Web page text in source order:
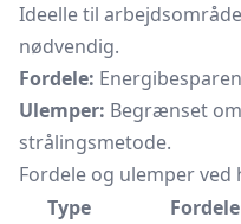
Ideelle til
nødvendig.
Fordele:
Ulemper: Begrænset
strålingsmetode.
Fordele og ulemper ved
Type
Fordele